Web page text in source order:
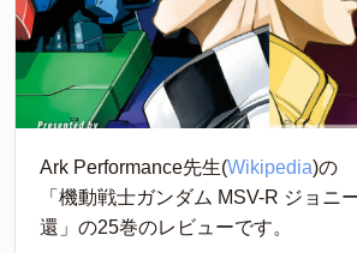
Ark Performance先生(Wikipedia)の
「機動戦士ガンダム MSV-R ジョニ
還」の25巻のレビューです。